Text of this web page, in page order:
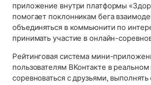
приложение внутри платформы
помогает поклонникам бега
объединяться в коммьюнити по
принимать участие в онлайн-
Рейтинговая система мини-
пользователям ВКонтакте в
соревноваться с друзьями,